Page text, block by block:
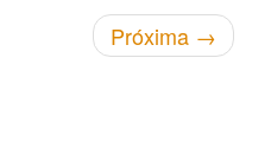
Próxima →